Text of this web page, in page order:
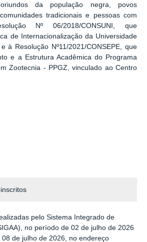
da população negra, povos
tradicionais e pessoas com
Nº 06/2018/CONSUNI, que
de Internacionalização da Universidade
à Resolução Nº11/2021/CONSEPE, que
e a Estrutura Acadêmica do Programa
Zootecnia - PPGZ, vinculado ao Centro
pelo Sistema Integrado de
no período de 02 de julho de 2026
de julho de 2026, no endereço